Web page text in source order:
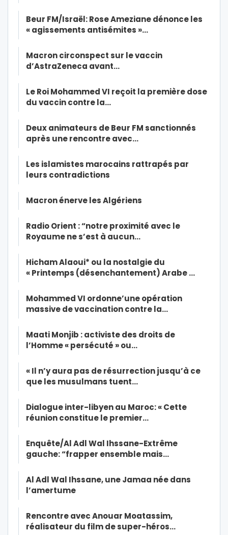
Beur FM/Israël: Rose Ameziane dénonce les
« agissements antisémites »…
Macron circonspect sur le vaccin
d’AstraZeneca avant…
Le Roi Mohammed VI reçoit la première dose
du vaccin contre la…
Deux animateurs de Beur FM sanctionnés
après une rencontre avec…
Les islamistes marocains rattrapés par
leurs contradictions
Macron énerve les Algériens
Radio Orient : “notre proximité avec le
Royaume ne s’est à aucun…
Hicham Alaoui* ou la nostalgie du
« Printemps (désenchantement) Arabe …
Mohammed VI ordonne’une opération
massive de vaccination contre la…
Maati Monjib : activiste des droits de
l’Homme « persécuté » ou…
« Il n’y aura pas de résurrection jusqu’à ce
que les musulmans tuent…
Dialogue inter-libyen au Maroc: « Cette
réunion constitue le premier…
Enquête/Al Adl Wal Ihssane-Extrême
gauche: “frapper ensemble mais…
Al Adl Wal Ihssane, une Jamaa née dans
l’amertume
Rencontre avec Anouar Moatassim,
réalisateur du film de super-héros…